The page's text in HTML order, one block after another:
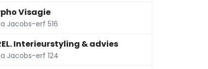
Visagie
Jacobs-erf 516
Interieurstyling & advies
Jacobs-erf 124